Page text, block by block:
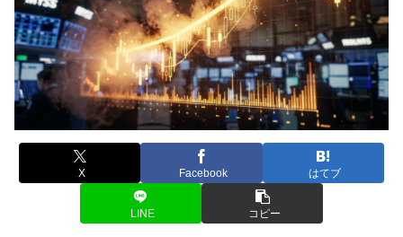
X Facebook はてブ
LINE コピー